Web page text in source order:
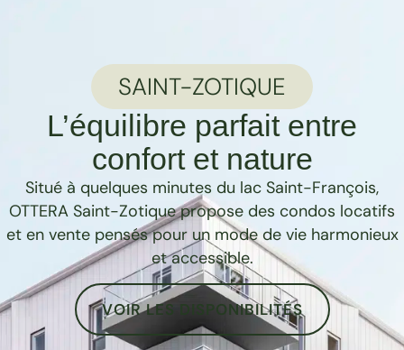
SAINT-ZOTIQUE
L’équilibre parfait entre
confort et nature
Situé à quelques minutes du lac Saint-François,
OTTERA Saint-Zotique propose des condos locatifs
et en vente pensés pour un mode de vie harmonieux
et accessible.
VOIR LES DISPONIBILITÉS